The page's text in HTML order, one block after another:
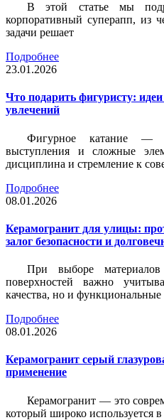
В этой статье мы
корпоративный суперапп, из
задачи решает
Подробнее
23.01.2026
Что подарить фигуристу:
увлечений
Фигурное катание —
выступления и сложные
дисциплина и стремление к
Подробнее
08.01.2026
Керамогранит для улицы:
залог безопасности и
При выборе
поверхностей важно
качества, но и функциональные
Подробнее
08.01.2026
Керамогранит серый
применение
Керамогранит — это
который широко используется